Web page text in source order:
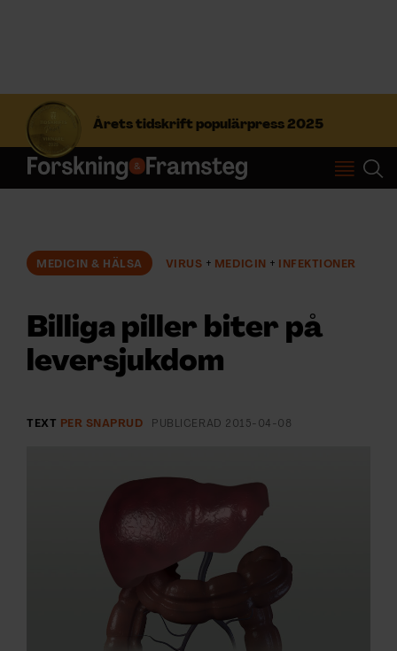
Årets tidskrift populärpress 2025
S
f
t
Prenumerera
ÄMNEN
EVENEMANG & RESOR
KONTAKTA F&F
SKRIV I F&F
MEDICIN & HÄLSA VIRUS MEDICIN INFEKTIONER
Billiga piller biter på
leversjukdom
TEXT PER SNAPRUD PUBLICERAD 2015-04-08